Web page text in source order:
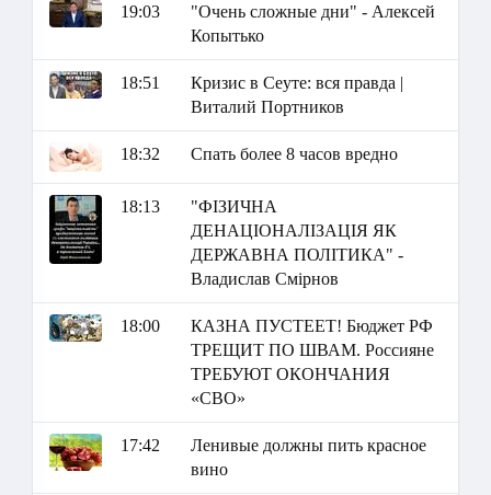
19:03
"Очень сложные дни" - Алексей
Копытько
18:51
Кризис в Сеуте: вся правда |
Виталий Портников
18:32 Спать более 8 часов вредно
18:13
"ФІЗИЧНА
ДЕНАЦІОНАЛІЗАЦІЯ ЯК
ДЕРЖАВНА ПОЛІТИКА" -
Владислав Смірнов
18:00
КАЗНА ПУСТЕЕТ! Бюджет РФ
ТРЕЩИТ ПО ШВАМ. Россияне
ТРЕБУЮТ ОКОНЧАНИЯ
«СВО»
17:42
Ленивые должны пить красное
вино